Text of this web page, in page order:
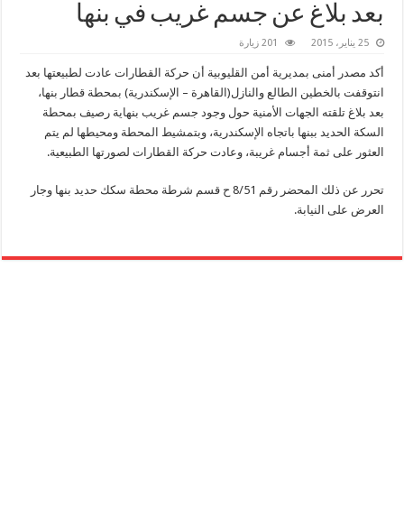
بعد بلاغ عن جسم غريب في بنها
25 يناير، 2015 201 زيارة
أكد مصدر أمنى بمديرية أمن القليوبية أن حركة القطارات عادت لطبيعتها بعد
انتوقفت بالخطين الطالع والنازل(القاهرة – الإسكندرية) بمحطة قطار بنها،
بعد بلاغ تلقته الجهات الأمنية حول وجود جسم غريب بنهاية رصيف بمحطة
السكة الحديد ببنها باتجاه الإسكندرية، وبتمشيط المحطة ومحيطها لم يتم
العثور على ثمة أجسام غريبة، وعادت حركة القطارات لصورتها الطبيعية.
تحرر عن ذلك المحضر رقم 8/51 ح قسم شرطة محطة سكك حديد بنها وجار
العرض على النيابة.